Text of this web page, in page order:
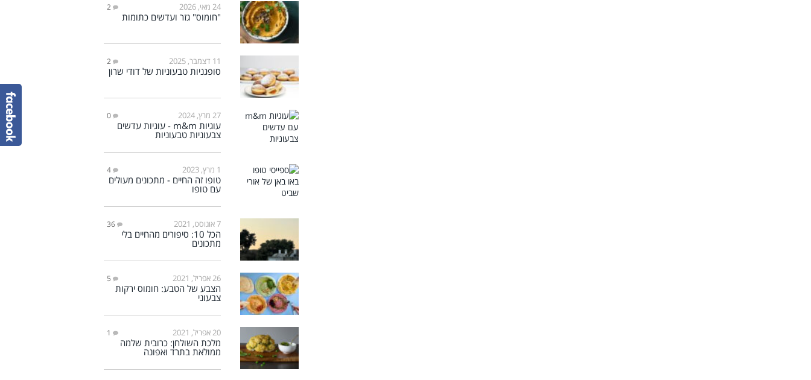
24 מאי, 2026 2
"חומוס" גזר ועדשים כתומות
11 דצמבר, 2025 2
סופגניות טבעוניות של דודי שרון
27 מרץ, 2024 0
עוגיות m&m - עוגיות עדשים
צבעוניות טבעוניות
1 מרץ, 2023 4
טופו זה החיים - מתכונים מעולים
עם טופו
7 אוגוסט, 2021 36
הכל 10: סיפורים מהחיים בלי
מתכונים
26 אפריל, 2021 5
הצבע של הטבע: חומוס ירקות
צבעוני
20 אפריל, 2021 1
מלכת השולחן: כרובית שלמה
ממולאת בתרד ואפונה